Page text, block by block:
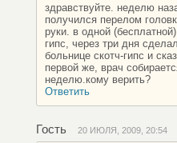
здравствуйте. неделю
получился перелом
руки. в одной
гипс, через три дня
больнице скотч-гипс и
первой же, врач
неделю.кому верить?
Ответить
Гость 20 ИЮЛЯ, 2009, 20:54